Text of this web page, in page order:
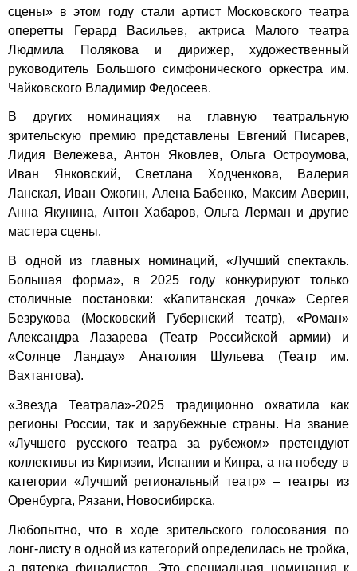
сцены» в этом году стали артист Московского театра
оперетты Герард Васильев, актриса Малого театра
Людмила Полякова и дирижер, художественный
руководитель Большого симфонического оркестра им.
Чайковского Владимир Федосеев.
В других номинациях на главную театральную
зрительскую премию представлены Евгений Писарев,
Лидия Вележева, Антон Яковлев, Ольга Остроумова,
Иван Янковский, Светлана Ходченкова, Валерия
Ланская, Иван Ожогин, Алена Бабенко, Максим Аверин,
Анна Якунина, Антон Хабаров, Ольга Лерман и другие
мастера сцены.
В одной из главных номинаций, «Лучший спектакль.
Большая форма», в 2025 году конкурируют только
столичные постановки: «Капитанская дочка» Сергея
Безрукова (Московский Губернский театр), «Роман»
Александра Лазарева (Театр Российской армии) и
«Солнце Ландау» Анатолия Шульева (Театр им.
Вахтангова).
«Звезда Театрала»-2025 традиционно охватила как
регионы России, так и зарубежные страны. На звание
«Лучшего русского театра за рубежом» претендуют
коллективы из Киргизии, Испании и Кипра, а на победу в
категории «Лучший региональный театр» – театры из
Оренбурга, Рязани, Новосибирска.
Любопытно, что в ходе зрительского голосования по
лонг-листу в одной из категорий определилась не тройка,
а пятерка финалистов. Это специальная номинация к